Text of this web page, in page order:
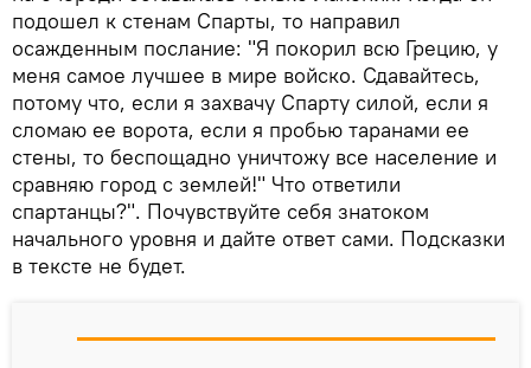
подошел к стенам Спарты, то направил
осажденным послание: "Я покорил всю Грецию, у
меня самое лучшее в мире войско. Сдавайтесь,
потому что, если я захвачу Спарту силой, если я
сломаю ее ворота, если я пробью таранами ее
стены, то беспощадно уничтожу все население и
сравняю город с землей!" Что ответили
спартанцы?". Почувствуйте себя знатоком
начального уровня и дайте ответ сами. Подсказки
в тексте не будет.